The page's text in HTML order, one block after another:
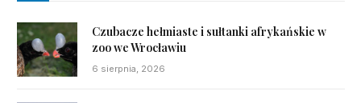
Czubacze hełmiaste i sułtanki afrykańskie w
zoo we Wrocławiu
6 sierpnia, 2026